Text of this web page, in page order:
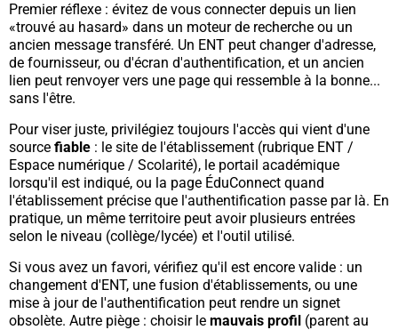
Premier réflexe : évitez de vous connecter depuis un lien
«trouvé au hasard» dans un moteur de recherche ou un
ancien message transféré. Un ENT peut changer d'adresse,
de fournisseur, ou d'écran d'authentification, et un ancien
lien peut renvoyer vers une page qui ressemble à la bonne...
sans l'être.
Pour viser juste, privilégiez toujours l'accès qui vient d'une
source fiable : le site de l'établissement (rubrique ENT /
Espace numérique / Scolarité), le portail académique
lorsqu'il est indiqué, ou la page ÉduConnect quand
l'établissement précise que l'authentification passe par là. En
pratique, un même territoire peut avoir plusieurs entrées
selon le niveau (collège/lycée) et l'outil utilisé.
Si vous avez un favori, vérifiez qu'il est encore valide : un
changement d'ENT, une fusion d'établissements, ou une
mise à jour de l'authentification peut rendre un signet
obsolète. Autre piège : choisir le mauvais profil (parent au